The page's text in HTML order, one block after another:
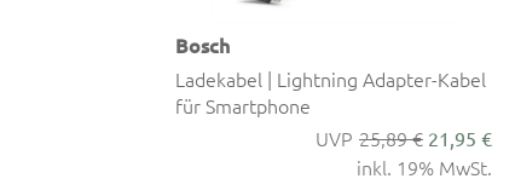
Bosch
Ladekabel | Lightning Adapter-Kabel
für Smartphone
25,89 € 21,95 €
inkl. 19% MwSt.